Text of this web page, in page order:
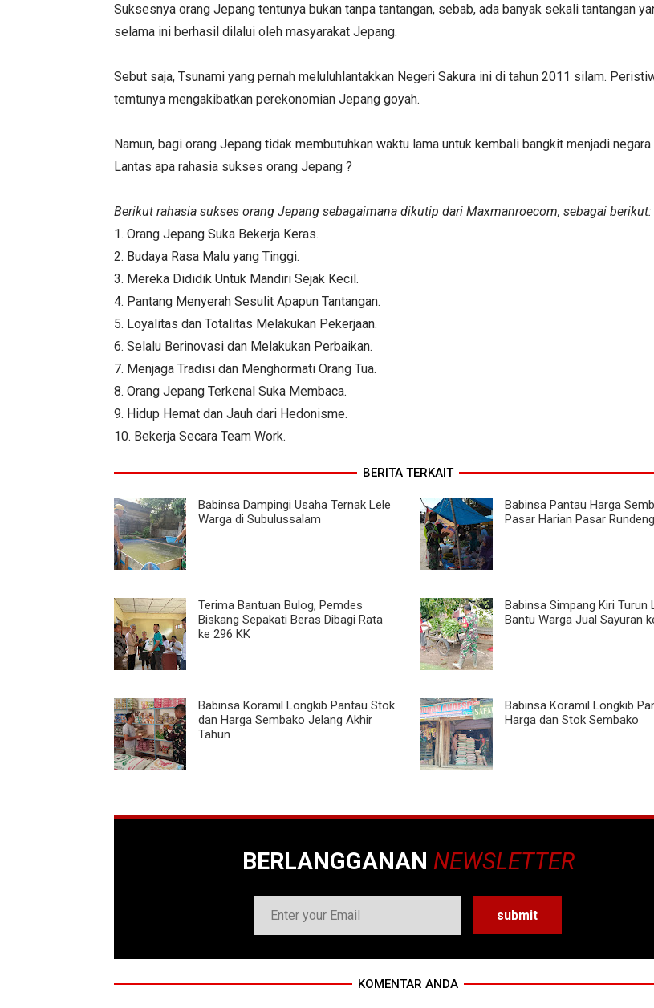
Suksesnya orang Jepang tentunya bukan tanpa tantangan, sebab, ada banyak sekali tantangan
selama ini berhasil dilalui oleh masyarakat Jepang.
Sebut saja, Tsunami yang pernah meluluhlantakkan Negeri Sakura ini di tahun 2011 silam.
temtunya mengakibatkan perekonomian Jepang goyah.
Namun, bagi orang Jepang tidak membutuhkan waktu lama untuk kembali bangkit menjadi negara
Lantas apa rahasia sukses orang Jepang ?
Berikut rahasia sukses orang Jepang sebagaimana dikutip dari Maxmanroecom, sebagai berikut:
1. Orang Jepang Suka Bekerja Keras.
2. Budaya Rasa Malu yang Tinggi.
3. Mereka Dididik Untuk Mandiri Sejak Kecil.
4. Pantang Menyerah Sesulit Apapun Tantangan.
5. Loyalitas dan Totalitas Melakukan Pekerjaan.
6. Selalu Berinovasi dan Melakukan Perbaikan.
7. Menjaga Tradisi dan Menghormati Orang Tua.
8. Orang Jepang Terkenal Suka Membaca.
9. Hidup Hemat dan Jauh dari Hedonisme.
10. Bekerja Secara Team Work.
BERITA TERKAIT
Babinsa Dampingi Usaha Ternak Lele
Warga di Subulussalam
Babinsa Pantau Harga
Pasar Harian Pasar Rundeng
Terima Bantuan Bulog, Pemdes
Biskang Sepakati Beras Dibagi Rata
ke 296 KK
Babinsa Simpang Kiri Turun
Bantu Warga Jual Sayuran
Babinsa Koramil Longkib Pantau Stok
dan Harga Sembako Jelang Akhir
Tahun
Babinsa Koramil Longkib
Harga dan Stok Sembako
BERLANGGANAN NEWSLETTER
KOMENTAR ANDA